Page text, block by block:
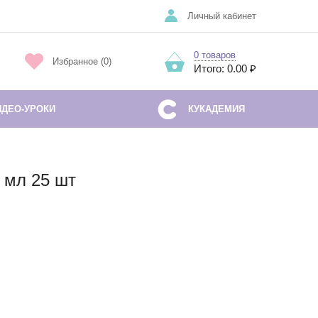
Личный кабинет
Избранное (0)
0 товаров
Итого: 0.00 ₽
УРОКИ КУКАДЕМИЯ
мл 25 шт